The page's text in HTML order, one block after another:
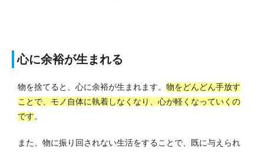
心に余裕が生まれる
物を捨てると、心に余裕が生まれます。 物をどんどん手放す
ことで、モノ自体に執着しなくなり、心が軽くなっていくの
です。
また、物に振り回されない生活をすることで、既に与えられ